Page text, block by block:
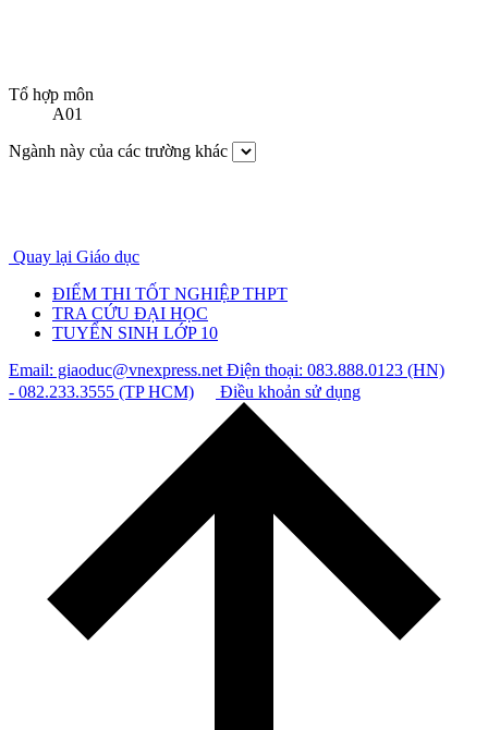
Tổ hợp môn
A01
Ngành này của các trường khác
Quay lại Giáo dục
ĐIỂM THI TỐT NGHIỆP THPT
TRA CỨU ĐẠI HỌC
TUYỂN SINH LỚP 10
Email: giaoduc@vnexpress.netĐiện thoại: 083.888.0123 (HN)
- 082.233.3555 (TP HCM)
Điều khoản sử dụng